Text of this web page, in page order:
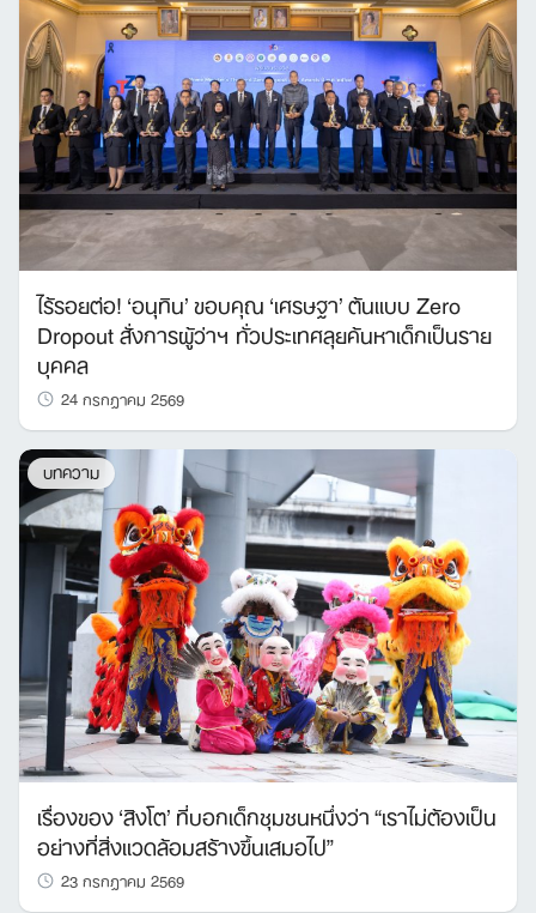
Search
for:
ไร้รอยต่อ! ‘อนุทิน’ ขอบคุณ ‘เศรษฐา’ ต้นแบบ Zero
Dropout สั่งการผู้ว่าฯ ทั่วประเทศลุยค้นหาเด็กเป็นราย
บุคคล
24 กรกฎาคม 2569
บทความ
เรื่องของ ‘สิงโต’ ที่บอกเด็กชุมชนหนึ่งว่า “เราไม่ต้องเป็น
อย่างที่สิ่งแวดล้อมสร้างขึ้นเสมอไป”
23 กรกฎาคม 2569